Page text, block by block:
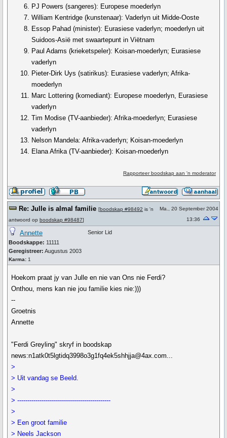
PJ Powers (sangeres): Europese moederlyn
William Kentridge (kunstenaar): Vaderlyn uit Midde-Ooste
Essop Pahad (minister): Eurasiese vaderlyn; moederlyn uit
Suidoos-Asië met swaartepunt in Viëtnam
Paul Adams (krieketspeler): Koisan-moederlyn; Eurasiese
vaderlyn
Pieter-Dirk Uys (satirikus): Eurasiese vaderlyn; Afrika-
moederlyn
Marc Lottering (komediant): Europese moederlyn, Eurasiese
vaderlyn
Tim Modise (TV-aanbieder): Afrika-moederlyn; Eurasiese
vaderlyn
Nelson Mandela: Afrika-vaderlyn; Koisan-moederlyn
Elana Afrika (TV-aanbieder): Koisan-moederlyn
Rapporteer boodskap aan 'n moderator
Re: Julle is almal familie [boodskap #98492 is 'n
antwoord op boodskap #98487]
Ma., 20 September 2004
13:36
Annette
Boodskappe: 11111
Geregistreer: Augustus 2003
Karma: 1
Senior Lid
Hoekom praat jy van Julle en nie van Ons nie Ferdi?
Onthou, mens kan nie jou familie kies nie:)))
--
Groetnis
Annette
"Ferdi Greyling" skryf in boodskap
news:n1atk0t5lgtidq3998o3g1fq4ek5shhjja@4ax.com...
>
> Uit vandag se Beeld.
>
> ----------------------------------------------
>
> Een groot familie
> Neels Jackson